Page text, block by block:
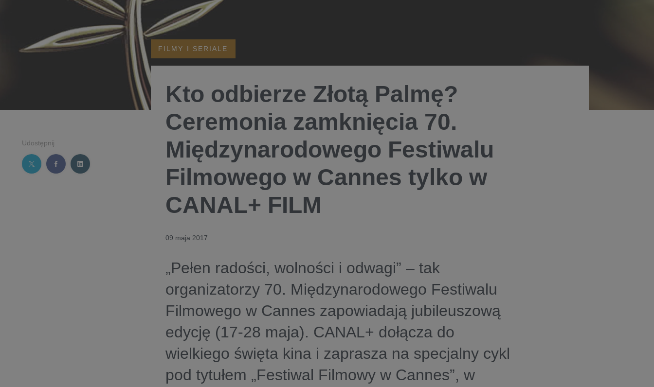
Udostępnij
FILMY I SERIALE
Kto odbierze Złotą Palmę?
Ceremonia zamknięcia 70.
Międzynarodowego Festiwalu
Filmowego w Cannes tylko w
CANAL+ FILM
09 maja 2017
„Pełen radości, wolności i odwagi” – tak
organizatorzy 70. Międzynarodowego Festiwalu
Filmowego w Cannes zapowiadają jubileuszową
edycję (17-28 maja). CANAL+ dołącza do
wielkiego święta kina i zaprasza na specjalny cykl
pod tytułem „Festiwal Filmowy w Cannes”, w